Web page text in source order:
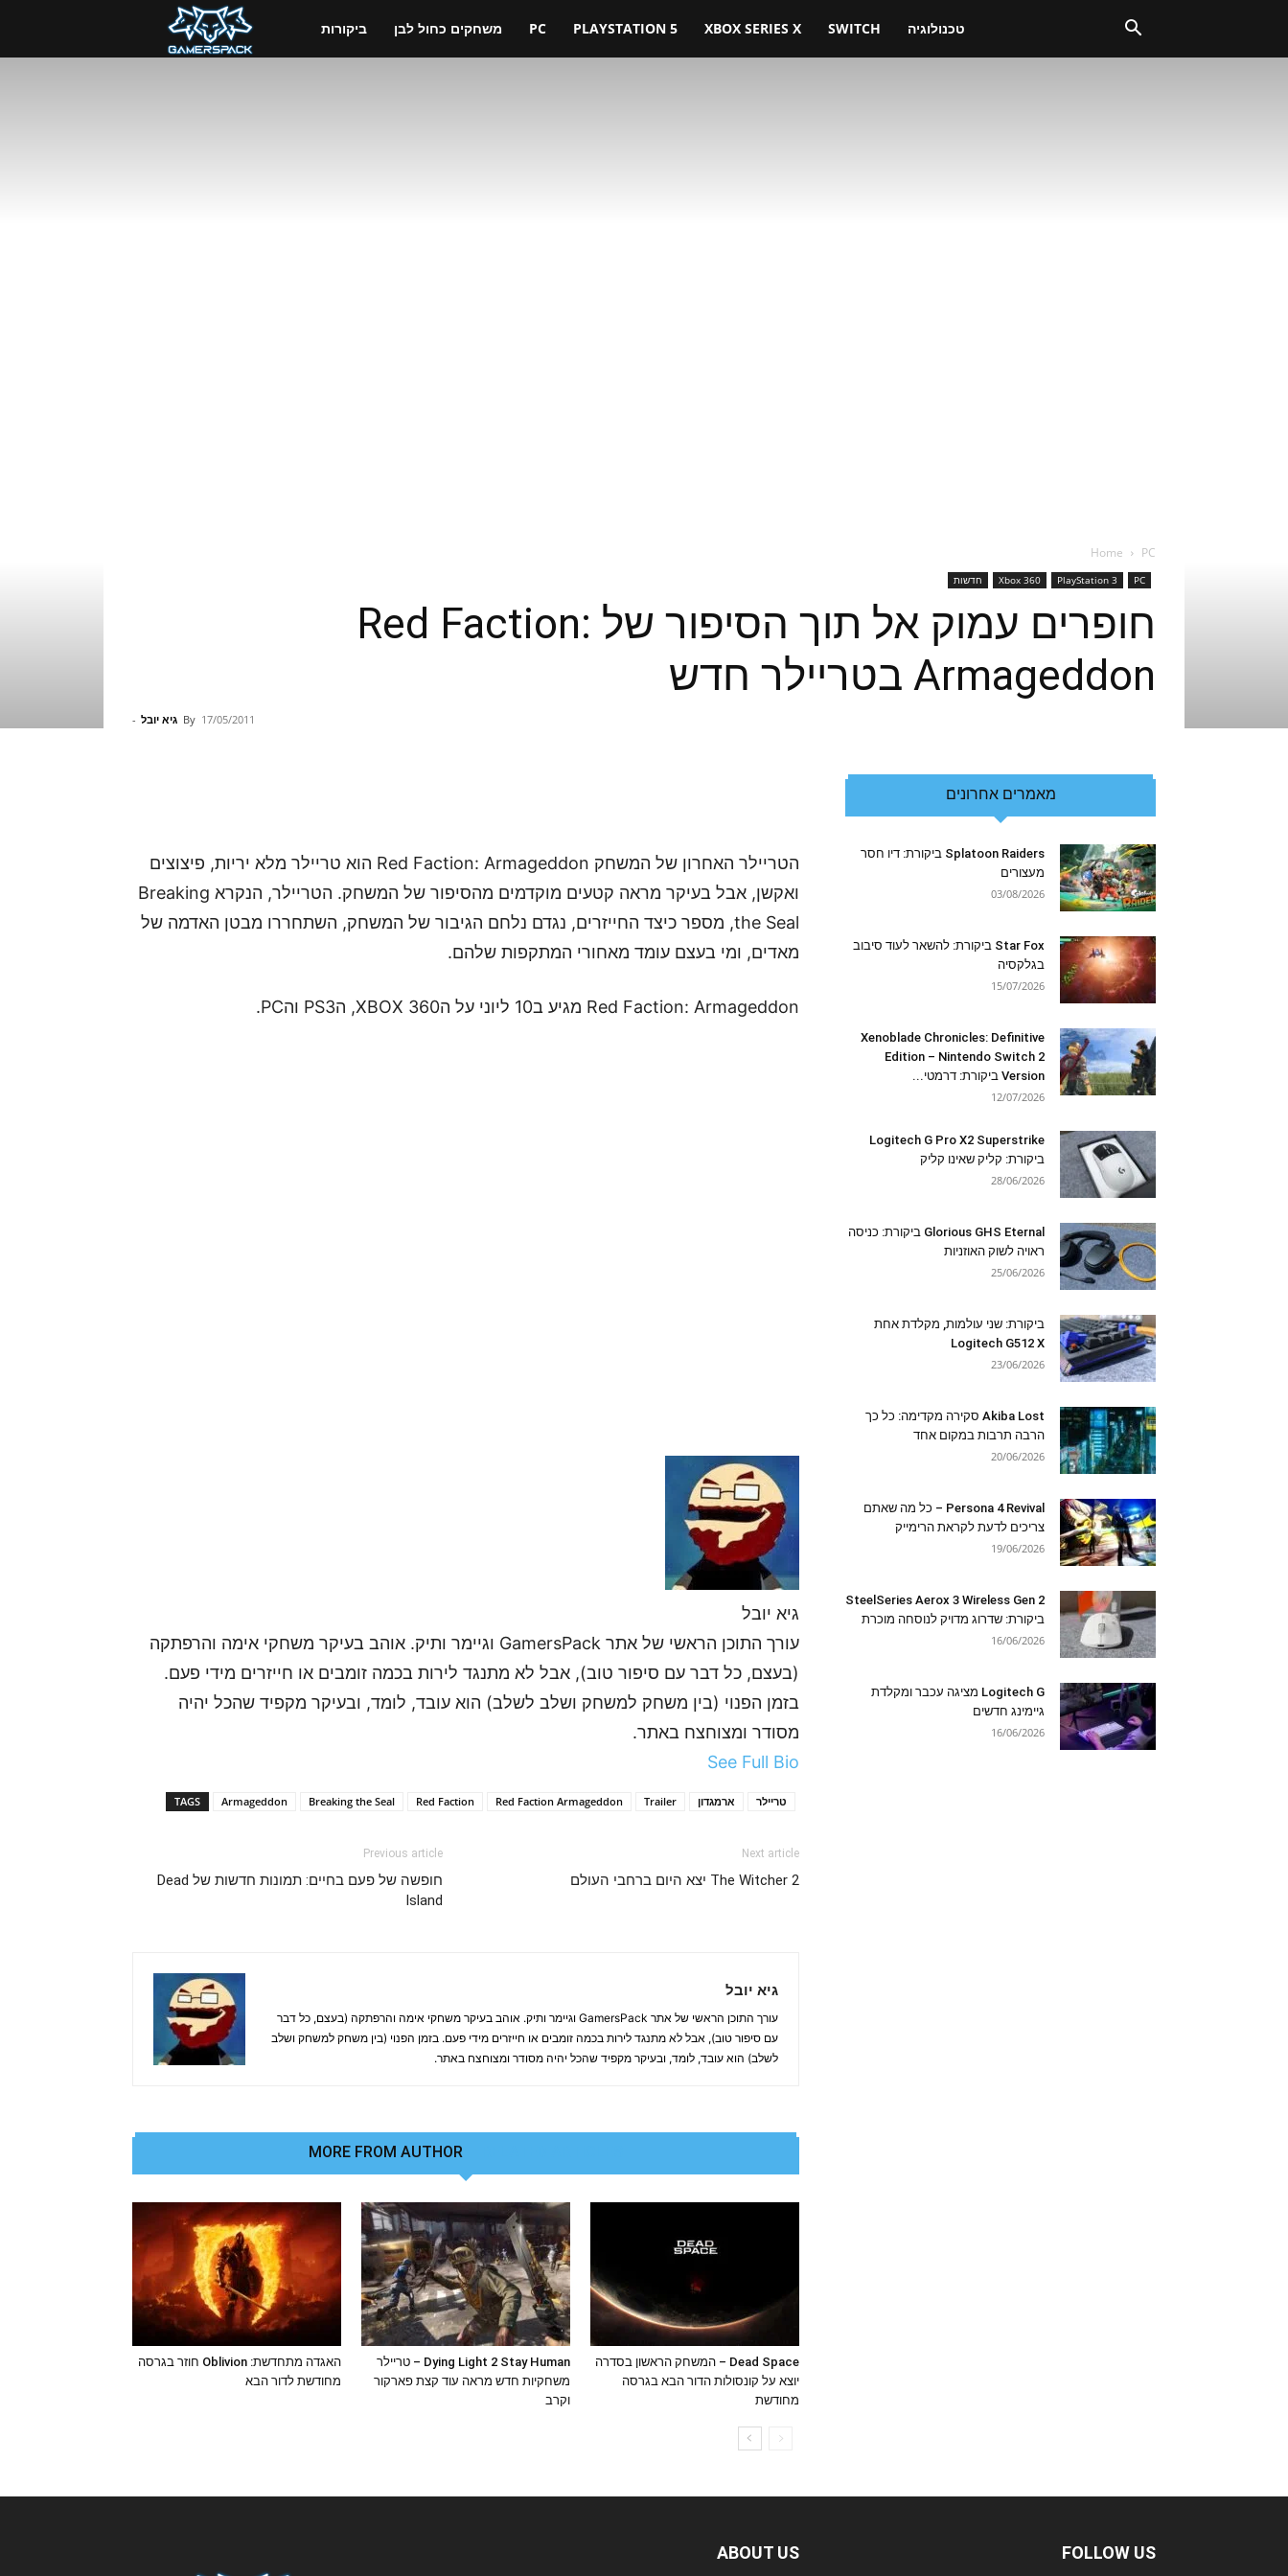
ביקורות משחקים כחול לבן PC PLAYSTATION 5 XBOX SERIES X SWITCH טכנולוגיה
Home PC
PC
PlayStation 3
Xbox 360 חדשות
חופרים עמוק אל תוך הסיפור של Red Faction:
Armageddon בטריילר חדש
By גיא יובל - 17/05/2011
הטריילר האחרון של המשחק Red Faction: Armageddon הוא טריילר מלא יריות, פיצוצים
ואקשן, אבל בעיקר מראה קטעים מוקדמים מהסיפור של המשחק. הטריילר, הנקרא Breaking
the Seal, מספר כיצד החייזרים, נגדם נלחם הגיבור של המשחק, השתחררו מבטן האדמה של
מאדים, ומי בעצם עומד מאחורי המתקפות שלהם.
Red Faction: Armageddon מגיע ב10 ליוני על הXBOX 360, הPS3 והPC.
גיא יובל
עורך התוכן הראשי של אתר GamersPack וגיימר ותיק. אוהב בעיקר משחקי אימה והרפתקה
(בעצם, כל דבר עם סיפור טוב), אבל לא מתנגד לירות בכמה זומבים או חייזרים מידי פעם.
בזמן הפנוי (בין משחק למשחק ושלב לשלב) הוא עובד, לומד, ובעיקר מקפיד שהכל יהיה
מסודר ומצוחצח באתר.
See Full Bio
TAGS Armageddon Breaking the Seal Red Faction Red Faction Armageddon Trailer ארמגדון טריילר
Previous article
חופשה של פעם בחיים: תמונות חדשות של Dead
Island
Next article
The Witcher 2 יצא היום ברחבי העולם
גיא יובל
עורך התוכן הראשי של אתר GamersPack וגיימר ותיק. אוהב בעיקר משחקי אימה והרפתקה (בעצם, כל דבר
עם סיפור טוב), אבל לא מתנגד לירות בכמה זומבים או חייזרים מידי פעם. בזמן הפנוי (בין משחק למשחק ושלב
לשלב) הוא עובד, לומד, ובעיקר מקפיד שהכל יהיה מסודר ומצוחצח באתר.
MORE FROM AUTHOR
האגדה מתחדשת: Oblivion חוזר בגרסה
מחודשת לדור הבא
Dying Light 2 Stay Human – טריילר
משחקיות חדש מראה עוד קצת פארקור
וקרב
Dead Space – המשחק הראשון בסדרה
יוצא על קונסולות הדור הבא בגרסה
מחודשת
מאמרים אחרונים
Splatoon Raiders ביקורת: דיו חסר
מעצורים
03/08/2026
Star Fox ביקורת: להשאר לעוד סיבוב
בגלקסיה
15/07/2026
Xenoblade Chronicles: Definitive
Edition – Nintendo Switch 2
Version ביקורת: דרמטי...
12/07/2026
Logitech G Pro X2 Superstrike
ביקורת: קליק שאינו קליק
28/06/2026
Glorious GHS Eternal ביקורת: כניסה
ראויה לשוק האוזניות
25/06/2026
ביקורת: שני עולמות, מקלדת אחת
Logitech G512 X
23/06/2026
Akiba Lost סקירה מקדימה: כל כך
הרבה תרבות במקום אחד
20/06/2026
Persona 4 Revival – כל מה שאתם
צריכים לדעת לקראת הרימייק
19/06/2026
SteelSeries Aerox 3 Wireless Gen 2
ביקורת: שדרוג מדויק לנוסחה מוכרת
16/06/2026
Logitech G מציגה עכבר ומקלדת
גיימינג חדשים
16/06/2026
ABOUT US FOLLOW US